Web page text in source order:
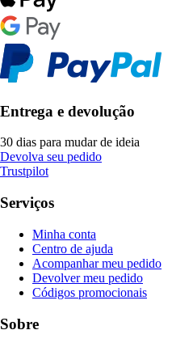
Entrega e devolução
30 dias para mudar de ideia
Devolva seu pedido
Trustpilot
Serviços
Minha conta
Centro de ajuda
Acompanhar meu pedido
Devolver meu pedido
Códigos promocionais
Sobre